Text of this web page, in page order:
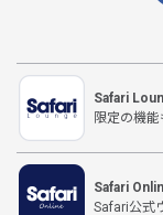
Safari
限定の機
Safari
Safari公式